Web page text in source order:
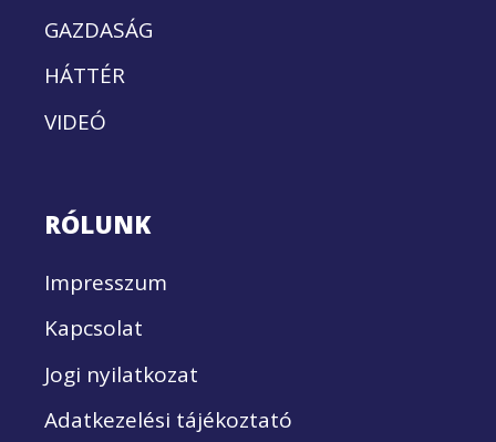
GAZDASÁG
HÁTTÉR
VIDEÓ
RÓLUNK
Impresszum
Kapcsolat
Jogi nyilatkozat
Adatkezelési tájékoztató